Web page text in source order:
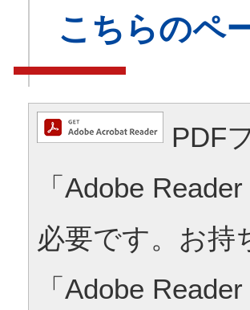
こちらのペ
PDF
「Adobe
必要です。お持
「Adobe